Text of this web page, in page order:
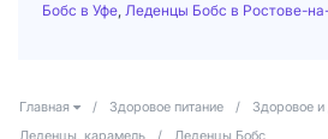
Бобс в Уфе Леденцы Бобс в Ростове-
Главная / Здоровое питание / Здоровое и
Леденцы, карамель
/ Леденцы Бобс